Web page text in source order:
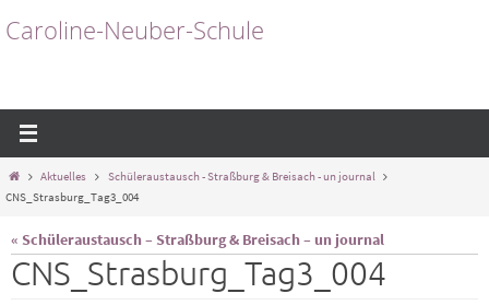
Inhalt
Caroline-Neuber-Schule
StartAktuelles
Schüleraustausch - Straßburg & Breisach - un journal
CNS_Strasburg_Tag3_004
« Schüleraustausch – Straßburg & Breisach – un journal
CNS_Strasburg_Tag3_004